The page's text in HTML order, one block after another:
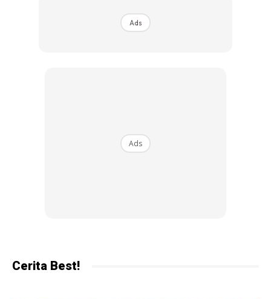
pameran interaktif yang menggabungkan pembelajaran
dan keseronokan. Pameran ini dirancang untuk
Ads
Ads
Cerita Best!